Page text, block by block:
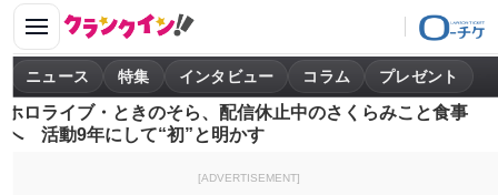
ニュース 特集 インタビュー コラム プレゼント
ホロライブ・ときのそら、配信休止中のさくらみこと食事
へ 活動9年にして“初”と明かす
[ADVERTISEMENT]